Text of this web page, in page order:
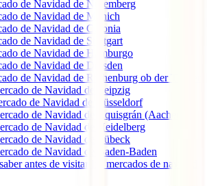
de Navidad de Núremberg
de Navidad de Múnich
de Navidad de Colonia
de Navidad de Stuttgart
de Navidad de Hamburgo
de Navidad de Dresden
de Navidad de Rothenburg ob der Tauber
de Navidad de Leipzig
de Navidad de Düsseldorf
de Navidad de Aquisgrán (Aachen)
de Navidad de Heidelberg
de Navidad de Lübeck
de Navidad de Baden-Baden
antes de visitar los mercados de navidad